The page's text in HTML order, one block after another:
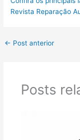
Revista Reparação
← Post anterior
Posts